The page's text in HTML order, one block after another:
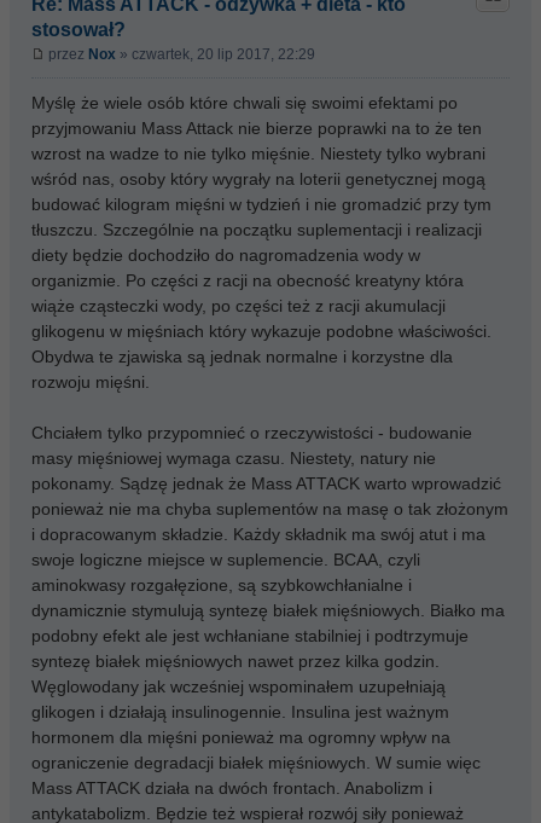
Re: Mass ATTACK - odżywka + dieta - kto
stosował?
przez Nox » czwartek, 20 lip 2017, 22:29
Myślę że wiele osób które chwali się swoimi efektami po
przyjmowaniu Mass Attack nie bierze poprawki na to że ten
wzrost na wadze to nie tylko mięśnie. Niestety tylko wybrani
wśród nas, osoby który wygrały na loterii genetycznej mogą
budować kilogram mięśni w tydzień i nie gromadzić przy tym
tłuszczu. Szczególnie na początku suplementacji i realizacji
diety będzie dochodziło do nagromadzenia wody w
organizmie. Po części z racji na obecność kreatyny która
wiąże cząsteczki wody, po części też z racji akumulacji
glikogenu w mięśniach który wykazuje podobne właściwości.
Obydwa te zjawiska są jednak normalne i korzystne dla
rozwoju mięśni.
Chciałem tylko przypomnieć o rzeczywistości - budowanie
masy mięśniowej wymaga czasu. Niestety, natury nie
pokonamy. Sądzę jednak że Mass ATTACK warto wprowadzić
ponieważ nie ma chyba suplementów na masę o tak złożonym
i dopracowanym składzie. Każdy składnik ma swój atut i ma
swoje logiczne miejsce w suplemencie. BCAA, czyli
aminokwasy rozgałęzione, są szybkowchłanialne i
dynamicznie stymulują syntezę białek mięśniowych. Białko ma
podobny efekt ale jest wchłaniane stabilniej i podtrzymuje
syntezę białek mięśniowych nawet przez kilka godzin.
Węglowodany jak wcześniej wspominałem uzupełniają
glikogen i działają insulinogennie. Insulina jest ważnym
hormonem dla mięśni ponieważ ma ogromny wpływ na
ograniczenie degradacji białek mięśniowych. W sumie więc
Mass ATTACK działa na dwóch frontach. Anabolizm i
antykatabolizm. Będzie też wspierał rozwój siły ponieważ